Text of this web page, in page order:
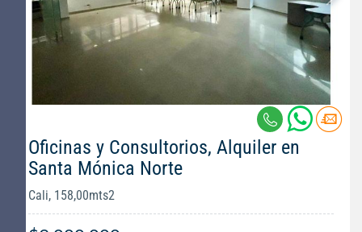
Oficinas y Consultorios, Alquiler en
Santa Mónica Norte
Cali, 158,00mts2